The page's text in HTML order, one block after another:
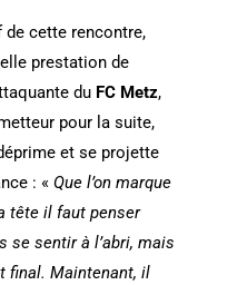
de cette rencontre,
prestation de
du FC Metz,
pour la suite,
et se projette
: « Que l’on marque
tête il faut penser
se sentir à l’abri, mais
final. Maintenant, il